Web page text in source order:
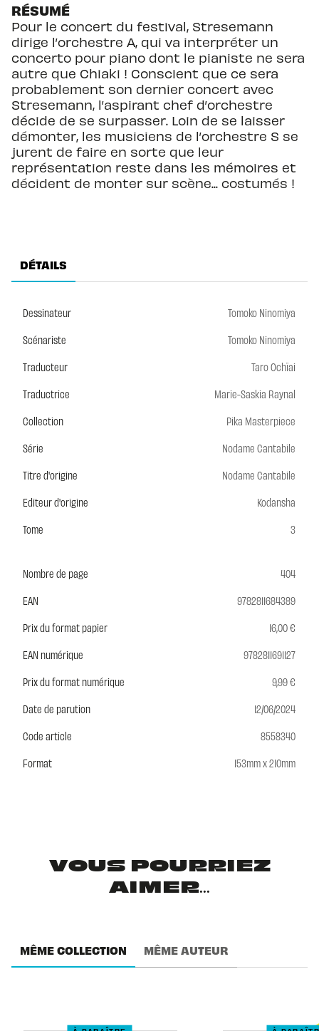
RÉSUMÉ
Pour le concert du festival, Stresemann
dirige l’orchestre A, qui va interpréter un
concerto pour piano dont le pianiste ne sera
autre que Chiaki ! Conscient que ce sera
probablement son dernier concert avec
Stresemann, l’aspirant chef d’orchestre
décide de se surpasser. Loin de se laisser
démonter, les musiciens de l’orchestre S se
jurent de faire en sorte que leur
représentation reste dans les mémoires et
décident de monter sur scène... costumés !
DÉTAILS
Dessinateur
Tomoko Ninomiya
Scénariste
Tomoko Ninomiya
Traducteur
Taro Ochïai
Traductrice
Marie-Saskia Raynal
Collection
Pika Masterpiece
Série
Nodame Cantabile
Titre d'origine
Nodame Cantabile
Editeur d'origine
Kodansha
Tome
3
Nombre de page
404
EAN
9782811684389
Prix du format papier
16,00 €
EAN numérique
9782811691127
Prix du format numérique
9,99 €
Date de parution
12/06/2024
Code article
8558340
Format
153mm x 210mm
VOUS POURRIEZ
AIMER...
MÊME COLLECTION MÊME AUTEUR